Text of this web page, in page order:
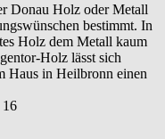
Donau Holz oder Metall
bestimmt. In
Holz dem Metall kaum
Holz lässt sich
Haus in Heilbronn einen